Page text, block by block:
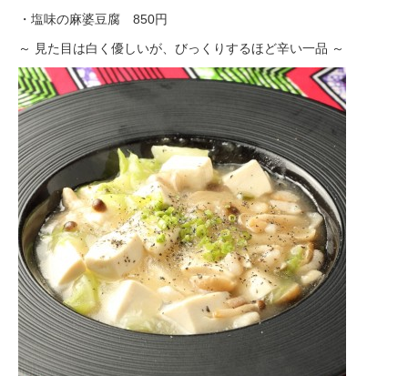
・塩味の麻婆豆腐 850円
～ 見た目は白く優しいが、びっくりするほど辛い一品 ～